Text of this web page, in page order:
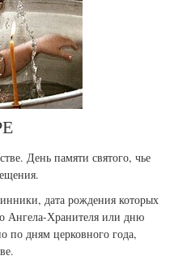
День памяти святого, чье
дата рождения которых
Ангела-Хранителя или дню
по дням церковного года,